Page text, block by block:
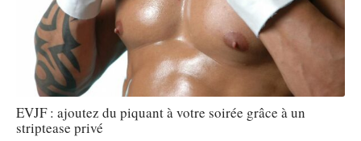
EVJF : ajoutez du piquant à votre soirée grâce à un
striptease privé